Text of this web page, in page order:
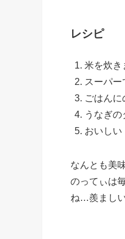
レシピ
米を炊き
スーパ
ごはんに
うなぎ
おいしい
なんとも美
のってぃは
ね…羨まし